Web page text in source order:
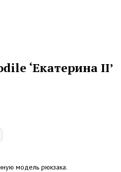
‘Екатерина II’
модель рюкзака.